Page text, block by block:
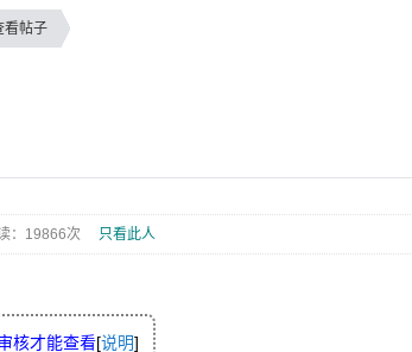
看帖子
：19866次 只看此人
核才能查看[说明]